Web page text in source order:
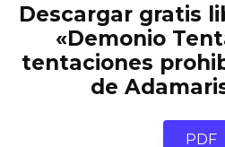
Descargar gratis
«Demonio
tentaciones
de
PDF